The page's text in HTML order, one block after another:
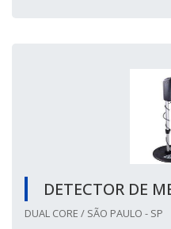
DETECTOR DE
DUAL CORE / SÃO PAULO - SP